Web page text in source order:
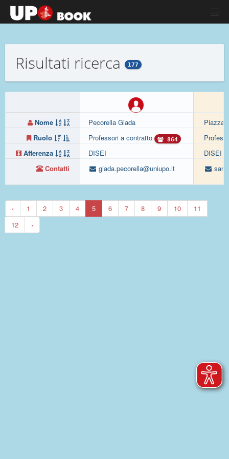
Risultati ricerca 177
Nome
Ruolo
Afferenza
Contatti
Pecorella Giada
Professori a contratto
864
DISEI
giada.pecorella@uniupo.it
Piazza
DISEI
‹ 1 2 3 4 5 6 7 8 9 10
11
12
›